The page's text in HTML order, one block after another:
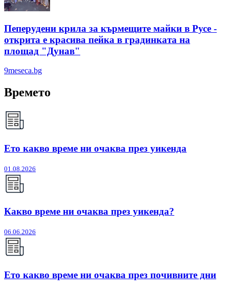
Пеперудени крила за кърмещите майки в Русе -
открита е красива пейка в градинката на
площад "Дунав"
9meseca.bg
Времето
Ето какво време ни очаква през уикенда
01.08.2026
Какво време ни очаква през уикенда?
06.06.2026
Ето какво време ни очаква през почивните дни